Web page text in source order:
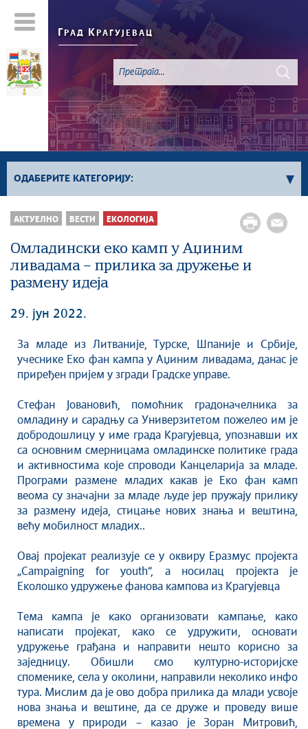
Г РАД К РАГУЈЕВАЦ
ОДАБЕРИТЕ КАТЕГОРИЈУ:
Све вести
Сервисне Информације
Генерално
Односи са јавношћу
Култура
Социјална заштита
Спорт
Седнице Скупштине
Туризам
Крагујевац - Град у парку
Екологија
Млади у локалној самоуправи
НВО
Међународна сарадња
Избори
Октобарске свечаности
Савет за координацију послова безбедности
саобраћаја
Људска и мањинска права
АКТУЕЛНО ВЕСТИ ЕКОЛОГИЈА
Омладински еко камп у Аџиним
ливадама – прилика за дружење и
размену идеја
29. јун 2022.
За младе из Литваније, Турске, Шпаније и Србије,
учеснике Еко фан кампа у Аџиним ливадама, данас је
приређен пријем у згради Градске управе.
Стефан Јовановић, помоћник градоначелника за
омладину и сарадњу са Универзитетом пожелео им је
добродошлицу у име града Крагујевца, упознавши их
са основним смерницама омладинске политике града
и активностима које спроводи Канцеларија за младе.
Програми размене младих какав је Еко фан камп
веома су значајни за младе људе јер пружају прилику
за размену идеја, стицање нових знања и вештина,
већу мобилност младих..
Овај пројекат реализује се у оквиру Еразмус пројекта
„Campaigning for youth“, а носилац пројекта је
Еколошко удружење фанова кампова из Крагујевца
Тема кампа је како организовати кампање, како
написати пројекат, како се удружити, основати
удружење грађана и направити нешто корисно за
заједницу. Обишли смо културно-историјске
споменике, села у околини, направили неколико инфо
тура. Мислим да је ово добра прилика да млади усвоје
нова знања и вештине, да се друже и проведу више
времена у природи – казао је Зоран Митровић,